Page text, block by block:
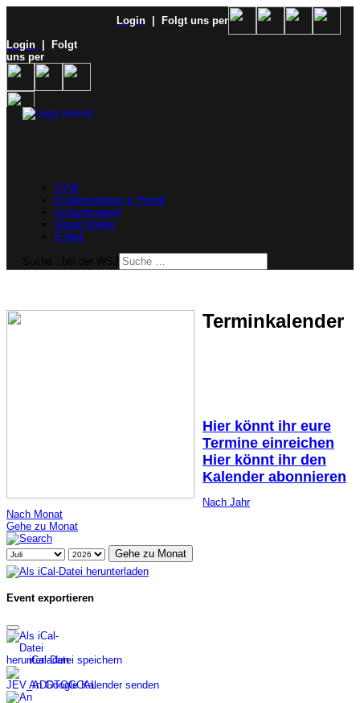
Login
| Folgt uns per
Login
| Folgt
uns per
SVW
Ergebnisdienst & Portal
Schachjugend
Verein finden
E-Mail
Terminkalender
Hier könnt ihr eure
Termine einreichen
Hier könnt ihr den
Kalender abonnieren
Nach Jahr
Nach Monat
Gehe zu Monat
Gehe zu Monat
Event exportieren
iCal-Datei speichern
An Google Kalender senden